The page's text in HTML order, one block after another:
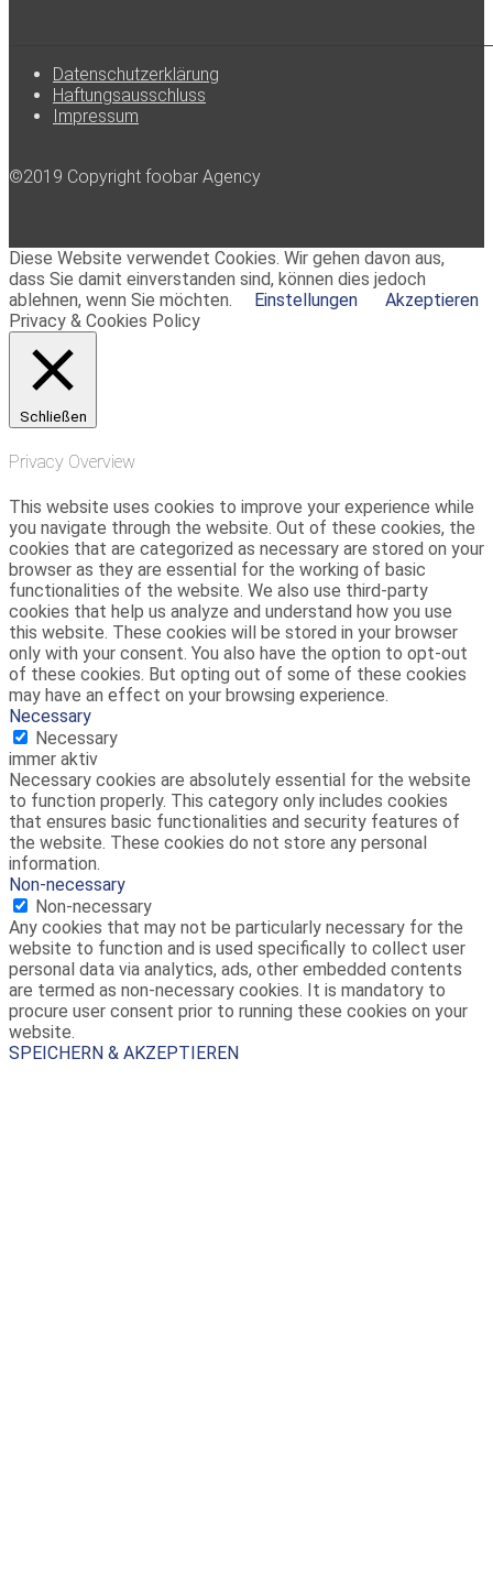
Datenschutzerklärung
Haftungsausschluss
Impressum
©2019 Copyright foobar Agency
Diese Website verwendet Cookies. Wir gehen davon aus,
dass Sie damit einverstanden sind, können dies jedoch
ablehnen, wenn Sie möchten.
Einstellungen
Akzeptieren
Privacy & Cookies Policy
Schließen
Privacy Overview
This website uses cookies to improve your experience while
you navigate through the website. Out of these cookies, the
cookies that are categorized as necessary are stored on your
browser as they are essential for the working of basic
functionalities of the website. We also use third-party
cookies that help us analyze and understand how you use
this website. These cookies will be stored in your browser
only with your consent. You also have the option to opt-out
of these cookies. But opting out of some of these cookies
may have an effect on your browsing experience.
Necessary
Necessary
immer aktiv
Necessary cookies are absolutely essential for the website
to function properly. This category only includes cookies
that ensures basic functionalities and security features of
the website. These cookies do not store any personal
information.
Non-necessary
Non-necessary
Any cookies that may not be particularly necessary for the
website to function and is used specifically to collect user
personal data via analytics, ads, other embedded contents
are termed as non-necessary cookies. It is mandatory to
procure user consent prior to running these cookies on your
website.
SPEICHERN & AKZEPTIEREN